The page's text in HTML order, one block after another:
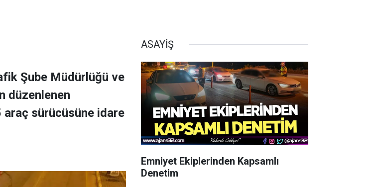
Şube Müdürlüğü ve
düzenlenen
araç sürücüsüne idare
ASAYİŞ
Emniyet Ekiplerinden Kapsamlı
Denetim